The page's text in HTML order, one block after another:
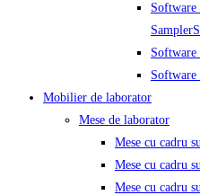
Software
Software
Mobilier de laborator
Mese de laborator
Mese cu cadru
Mese cu cadru
Mese cu cadru